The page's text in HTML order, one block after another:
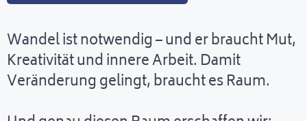
Wandel ist notwendig – und er braucht Mut,
Kreativität und innere Arbeit. Damit
Veränderung gelingt, braucht es Raum.